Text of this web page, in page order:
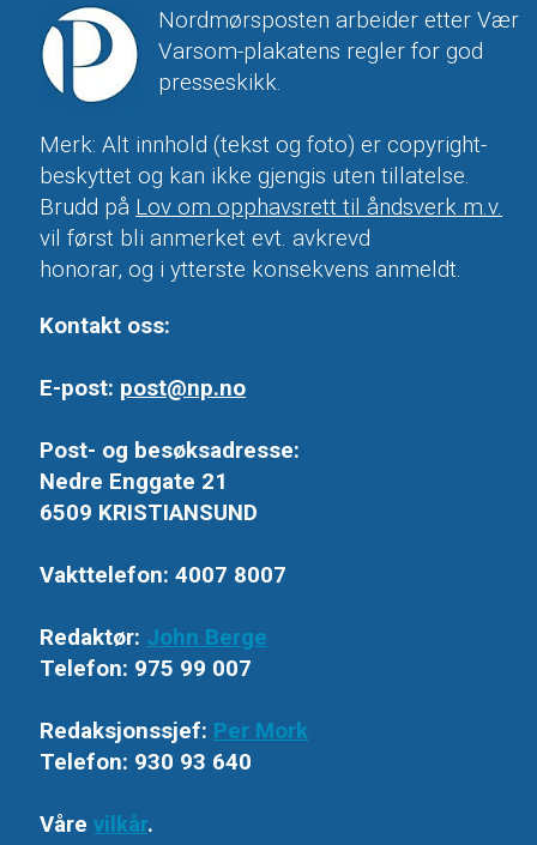
Nordmørsposten arbeider etter Vær
Varsom-plakatens regler for god
presseskikk.
Merk: Alt innhold (tekst og foto) er copyright-
beskyttet og kan ikke gjengis uten tillatelse.
Brudd på Lov om opphavsrett til åndsverk m.v.
vil først bli anmerket evt. avkrevd
honorar, og i ytterste konsekvens anmeldt.
Kontakt oss:
E-post: post@np.no
Post- og besøksadresse:
Nedre Enggate 21
6509 KRISTIANSUND
Vakttelefon: 4007 8007
Redaktør: John Berge
Telefon: 975 99 007
Redaksjonssjef: Per Mork
Telefon: 930 93 640
Vårevilkår.